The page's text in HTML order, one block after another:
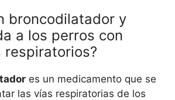
broncodilatador y
a los perros con
respiratorios?
es un medicamento que se
las vías respiratorias de los